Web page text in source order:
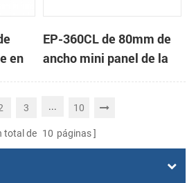
en
EP-360CL de 80mm de
ancho mini panel de la
impresora térmica con
3 ... 10
total de 10 páginas